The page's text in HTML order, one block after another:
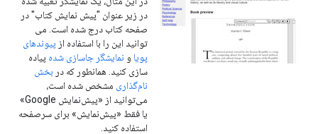
در زیر عنوان "پیش نمایش کتاب" در
صفحه کتاب درج شده است. می
توانید این را با استفاده از پیوندهای
پویا و نمایشگر جاسازی شده پیاده
سازی کنید. همانطور که در بخش
نام‌گذاری مشخص شده است،
می‌توانید از «پیش‌نمایش Google»
یا فقط «پیش‌نمایش» برای سرصفحه
استفاده کنید.